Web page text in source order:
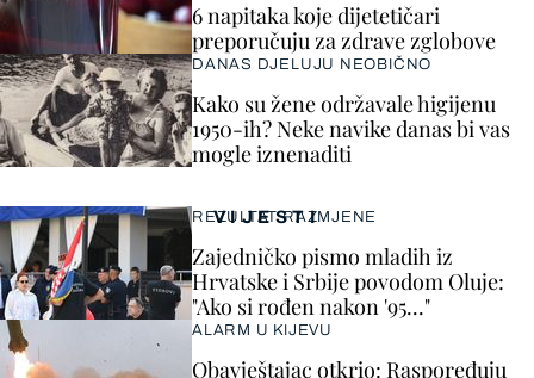
VIJESTI
REZULTAT RAZMJENE
Zajedničko pismo mladih iz
Hrvatske i Srbije povodom Oluje:
"Ako si rođen nakon '95..."
ALARM U KIJEVU
Obavještajac otkrio: Raspoređuju
6 napitaka koje dijetetičari
preporučuju za zdrave zglobove
DANAS DJELUJU NEOBIČNO
Kako su žene održavale higijenu
1950-ih? Neke navike danas bi vas
mogle iznenaditi